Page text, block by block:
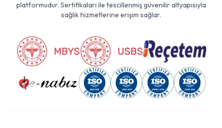
platformudur. Sertifikaları ile tescillenmiş güvenilir altyapısıyla
sağlık hizmetlerine erişim sağlar.